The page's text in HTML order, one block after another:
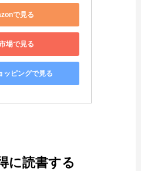
で見る
場で見る
ッピングで見る
に読書する